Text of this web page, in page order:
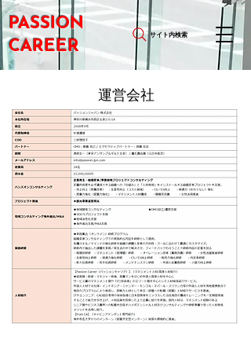
サイト内検索
PASSION
CAREER
運営会社